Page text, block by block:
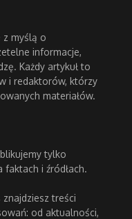
myślą o
informacje,
Każdy artykuł to
i redaktorów, którzy
materiałów.
tylko
i źródłach.
treści
od aktualności,